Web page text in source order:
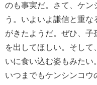
のも事実だ。さて、ケン
う。いよいよ謙信と重な
がきたようだ。ぜひ、子
を出してほしい。そし
いに食い込む姿もみたい
いつまでもケンシンコウ